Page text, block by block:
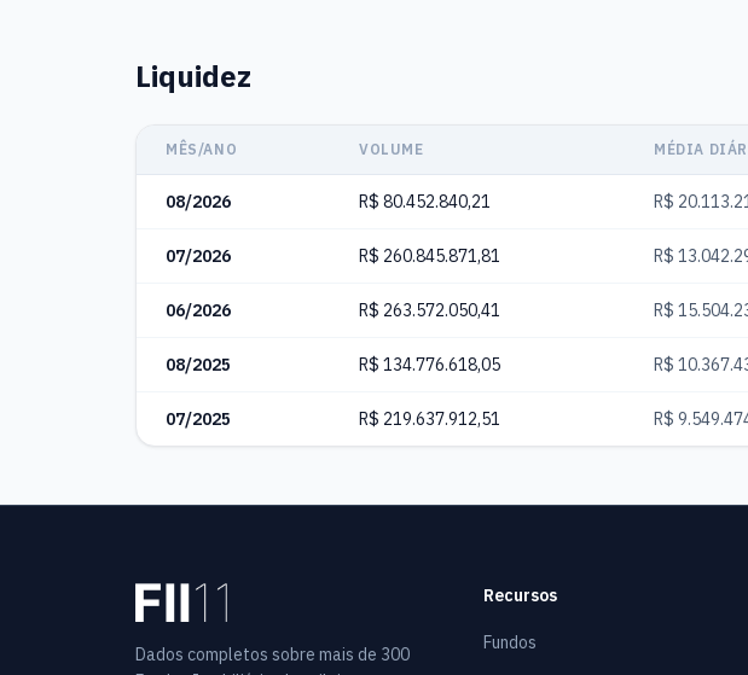
Liquidez
MÊS/ANO VOLUME MÉDIA
08/2026 R$ 80.452.840,21 R$
07/2026 R$ 260.845.871,81 R$
06/2026 R$ 263.572.050,41 R$
08/2025 R$ 134.776.618,05 R$
07/2025 R$ 219.637.912,51 R$
Dados completos sobre mais de 300
Recursos
Fundos